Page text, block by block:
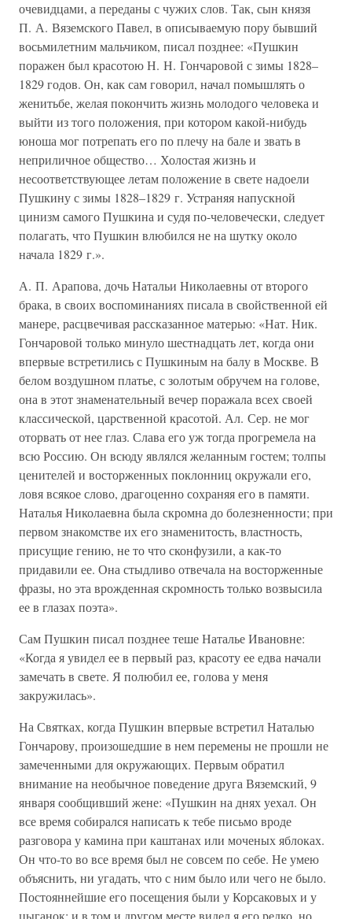
очевидцами, а переданы с чужих слов. Так, сын князя
П. А. Вяземского Павел, в описываемую пору бывший
восьмилетним мальчиком, писал позднее: «Пушкин
поражен был красотою Н. Н. Гончаровой с зимы 1828–
1829 годов. Он, как сам говорил, начал помышлять о
женитьбе, желая покончить жизнь молодого человека и
выйти из того положения, при котором какой-нибудь
юноша мог потрепать его по плечу на бале и звать в
неприличное общество… Холостая жизнь и
несоответствующее летам положение в свете надоели
Пушкину с зимы 1828–1829 г. Устраняя напускной
цинизм самого Пушкина и судя по-человечески, следует
полагать, что Пушкин влюбился не на шутку около
начала 1829 г.».
А. П. Арапова, дочь Натальи Николаевны от второго
брака, в своих воспоминаниях писала в свойственной ей
манере, расцвечивая рассказанное матерью: «Нат. Ник.
Гончаровой только минуло шестнадцать лет, когда они
впервые встретились с Пушкиным на балу в Москве. В
белом воздушном платье, с золотым обручем на голове,
она в этот знаменательный вечер поражала всех своей
классической, царственной красотой. Ал. Сер. не мог
оторвать от нее глаз. Слава его уж тогда прогремела на
всю Россию. Он всюду являлся желанным гостем; толпы
ценителей и восторженных поклонниц окружали его,
ловя всякое слово, драгоценно сохраняя его в памяти.
Наталья Николаевна была скромна до болезненности; при
первом знакомстве их его знаменитость, властность,
присущие гению, не то что сконфузили, а как-то
придавили ее. Она стыдливо отвечала на восторженные
фразы, но эта врожденная скромность только возвысила
ее в глазах поэта».
Сам Пушкин писал позднее теше Наталье Ивановне:
«Когда я увидел ее в первый раз, красоту ее едва начали
замечать в свете. Я полюбил ее, голова у меня
закружилась».
На Святках, когда Пушкин впервые встретил Наталью
Гончарову, произошедшие в нем перемены не прошли не
замеченными для окружающих. Первым обратил
внимание на необычное поведение друга Вяземский, 9
января сообщивший жене: «Пушкин на днях уехал. Он
все время собирался написать к тебе письмо вроде
разговора у камина при каштанах или моченых яблоках.
Он что-то во все время был не совсем по себе. Не умею
объяснить, ни угадать, что с ним было или чего не было.
Постояннейшие его посещения были у Корсаковых и у
цыганок; и в том и другом месте видел я его редко, но